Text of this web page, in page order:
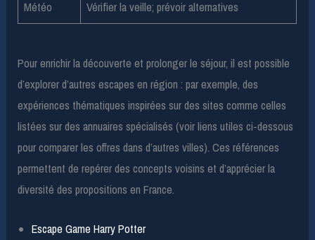
Météo Vérifier la veille; prévoir alternatives
Pour enrichir la découverte et prolonger le séjour, il est possible
d’explorer d’autres escapes en région : par exemple, des
expériences thématiques inspirées sur des sites comme celles
listées sur des annuaires spécialisés (voir liens utiles ci-dessous
pour comparer les offres dans d’autres villes). Ces références
permettent de repérer des concepts voisins et d’apprécier la
diversité des propositions en France.
Escape Game Harry Potter